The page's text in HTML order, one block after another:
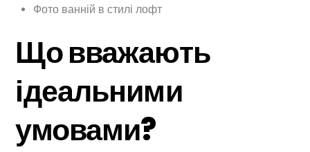
Фото ванній в стилі лофт
Що вважають
ідеальними
умовами?